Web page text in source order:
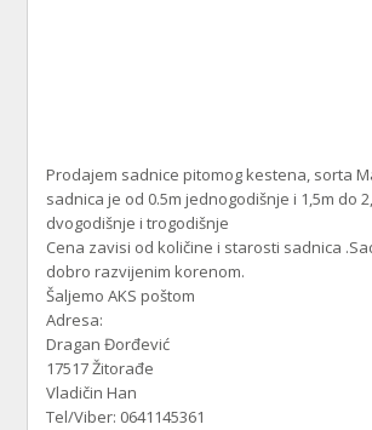
Prodajem sadnice pitomog kestena, sorta
sadnica je od 0.5m jednogodišnje i 1,5m do
dvogodišnje i trogodišnje
Cena zavisi od količine i starosti sadnica
dobro razvijenim korenom.
Šaljemo AKS poštom
Adresa:
Dragan Đorđević
17517 Žitorađe
Vladičin Han
Tel/Viber: 0641145361